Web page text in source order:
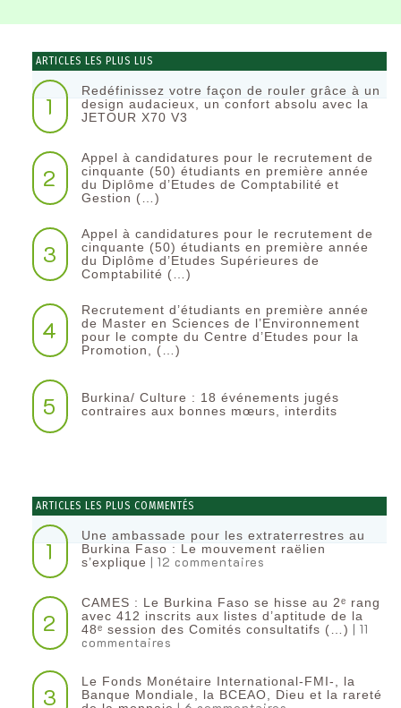
ARTICLES LES PLUS LUS
1
Redéfinissez votre façon de rouler grâce à un
design audacieux, un confort absolu avec la
JETOUR X70 V3
2
Appel à candidatures pour le recrutement de
cinquante (50) étudiants en première année
du Diplôme d’Etudes de Comptabilité et
Gestion (…)
3
Appel à candidatures pour le recrutement de
cinquante (50) étudiants en première année
du Diplôme d’Etudes Supérieures de
Comptabilité (…)
4
Recrutement d’étudiants en première année
de Master en Sciences de l’Environnement
pour le compte du Centre d’Etudes pour la
Promotion, (…)
5
Burkina/ Culture : 18 événements jugés
contraires aux bonnes mœurs, interdits
ARTICLES LES PLUS COMMENTÉS
1
Une ambassade pour les extraterrestres au
Burkina Faso : Le mouvement raëlien
s’explique | 12 commentaires
2
CAMES : Le Burkina Faso se hisse au 2ᵉ rang
avec 412 inscrits aux listes d’aptitude de la
48ᵉ session des Comités consultatifs (…) | 11
commentaires
3
Le Fonds Monétaire International-FMI-, la
Banque Mondiale, la BCEAO, Dieu et la rareté